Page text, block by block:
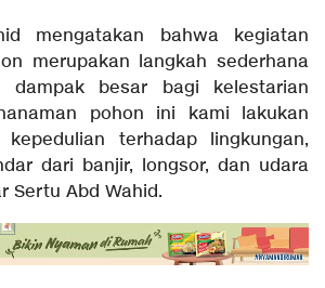
mengatakan bahwa kegiatan
merupakan langkah sederhana
dampak besar bagi kelestarian
pohon ini kami lakukan
terhadap lingkungan,
dari banjir, longsor, dan udara
Sertu Abd Wahid.